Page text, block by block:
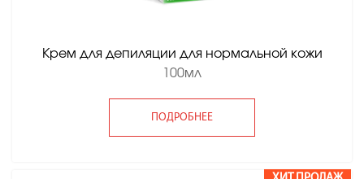
Крем для депиляции для нормальной кожи
100мл
ПОДРОБНЕЕ